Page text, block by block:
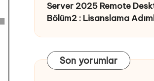
Server 2025 Remote
Bölüm2 : Lisanslama
Son yorumlar